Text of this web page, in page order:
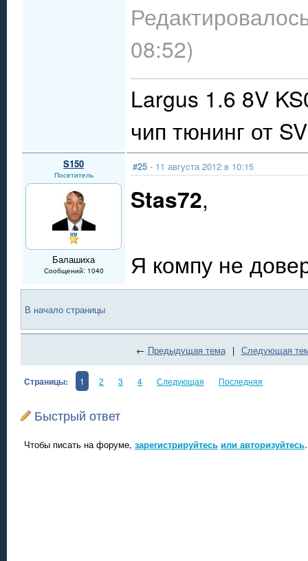
08:52)
Largus 1.6 8V
чип тюнинг от
S150
Посетитель
Балашиха
Сообщений: 1040
#25 - 11 августа 2012 в 10:15
Stas72,
Я компу не
В начало страницы
← Предыдущая тема | Следующая
Страницы: 1 2 3 4 Следующая Последняя
Быстрый ответ
Чтобы писать на форуме, зарегистрируйтесь или авторизуйтесь.